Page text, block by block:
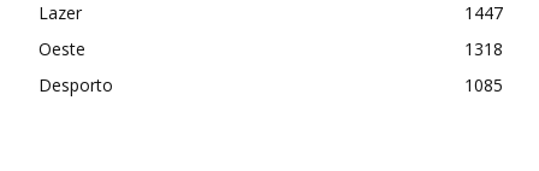
Lazer
1447
Oeste
1318
Desporto
1085